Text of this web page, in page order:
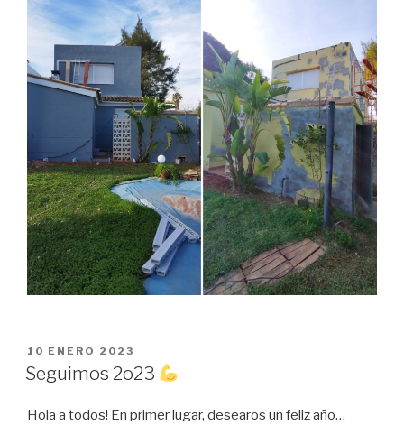
PUBLICADO
EL
10 ENERO 2023
Seguimos 2o23
Hola a todos! En primer lugar, desearos un feliz año…